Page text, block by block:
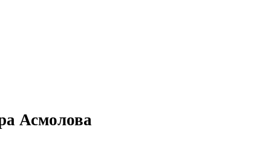
Асмолова